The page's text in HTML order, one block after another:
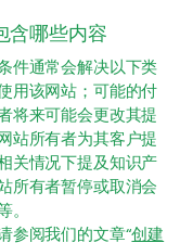
含哪些内容
件通常会解决以下类
用该网站；可能的付
将来可能会更改其提
站所有者为其客户提
关情况下提及知识产
所有者暂停或取消会
参阅我们的文章“创建